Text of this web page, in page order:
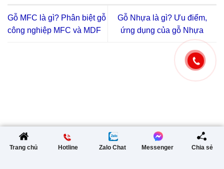
Gỗ MFC là gì? Phân biệt gỗ
công nghiệp MFC và MDF
Gỗ Nhựa là gì? Ưu điểm,
ứng dụng của gỗ Nhựa
Trang chủ Hotline Zalo Chat Messenger Chia sẻ